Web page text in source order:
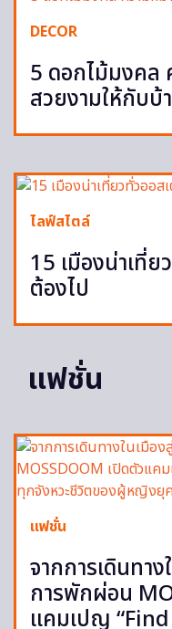
DECOR
5 ดอกไม้มงคล
สวยงามให้กับบ้
ไลฟ์สไตล์
15 เมืองน่าเที่ย
ต้องไป
แฟชั่น
แฟชั่น
จากการเดินทา
การพักผ่อน
แคมเปญ